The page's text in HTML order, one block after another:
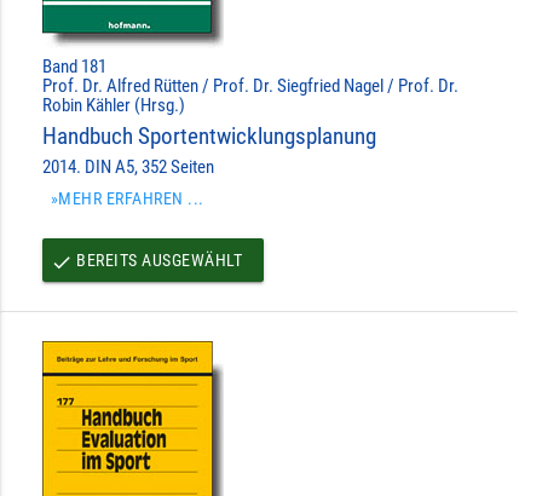
Band 181
Prof. Dr. Alfred Rütten / Prof. Dr. Siegfried Nagel / Prof. Dr.
Robin Kähler (Hrsg.)
Handbuch Sportentwicklungsplanung
2014. DIN A5, 352 Seiten
»MEHR ERFAHREN ...
done BEREITS AUSGEWÄHLT